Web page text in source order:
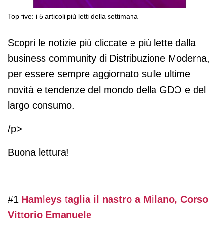
Top five: i 5 articoli più letti della settimana
Top five: i 5 articoli più letti della
settimana
Scopri le notizie più cliccate e più lette dalla
business community di Distribuzione Moderna,
per essere sempre aggiornato sulle ultime
novità e tendenze del mondo della GDO e del
largo consumo.
/p>
Buona lettura!
#1 Hamleys taglia il nastro a Milano, Corso
Vittorio Emanuele